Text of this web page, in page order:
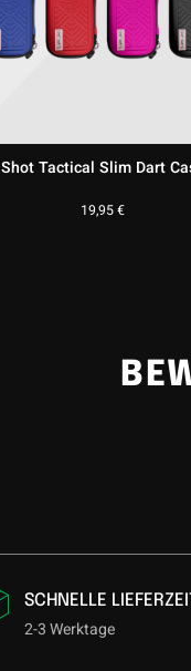
Shot Tactical Slim Dart
19,95€
SCHNELLE
2-3 Werktage